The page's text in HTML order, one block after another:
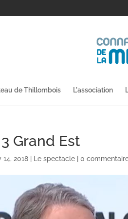
de Thillombois L'association
Grand Est
14, 2018 | Le spectacle |0